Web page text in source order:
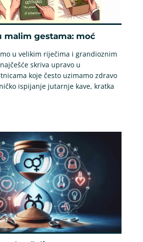
malim gestama: moć
u velikim riječima i grandioznim
skriva upravo u
koje često uzimamo zdravo
ispijanje jutarnje kave, kratka